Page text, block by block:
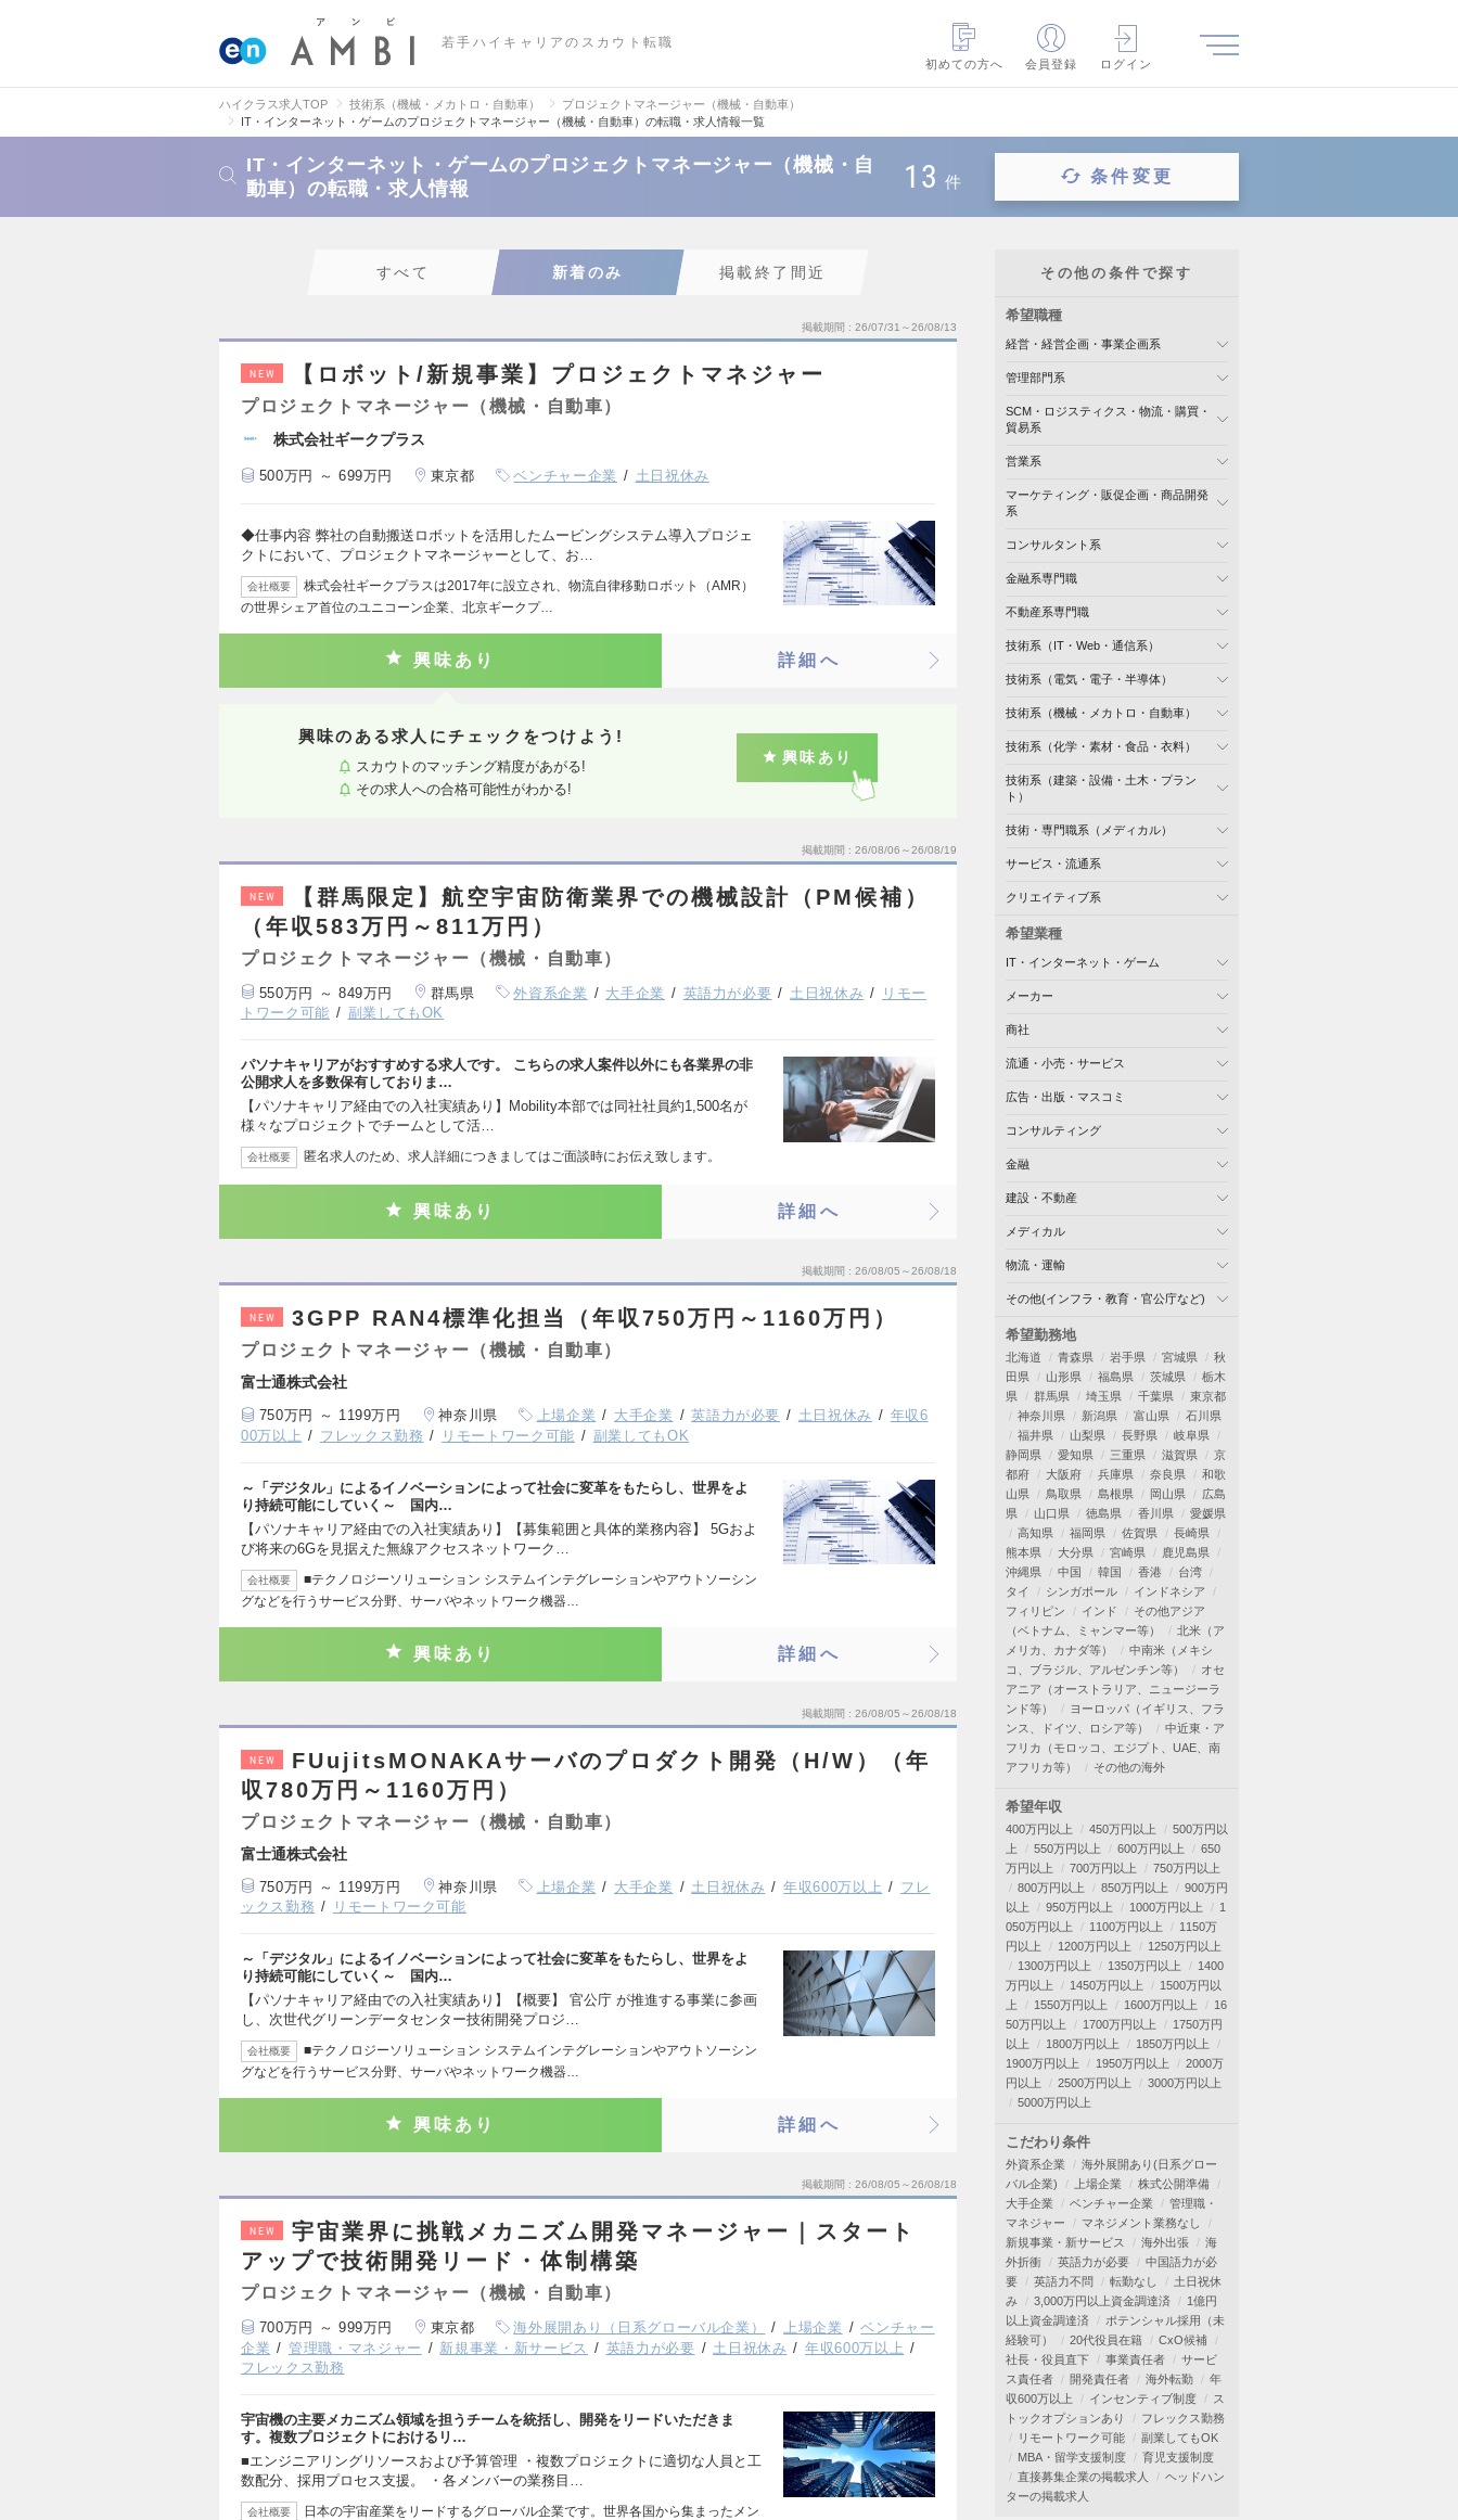
若手ハイキャリアのスカウト転職
初めての方へ
会員登録 ログイン
ハイクラス求人TOP 技術系（機械・メカトロ・自動車）
プロジェクトマネージャー（機械・自動車）
IT・インターネット・ゲームのプロジェクトマネージャー（機械・自動車）の転職・求人情報一覧
IT・インターネット・ゲームのプロジェクトマネージャー（機械・自
動車）の転職・求人情報
13 件 条件変更
すべて 新着のみ 掲載終了間近
掲載期間 26/07/31～26/08/13
NEW 【ロボット/新規事業】プロジェクトマネジャー
プロジェクトマネージャー（機械・自動車）
株式会社ギークプラス
500万円 ～ 699万円 東京都 ベンチャー企業 土日祝休み
◆仕事内容 弊社の自動搬送ロボットを活用したムービングシステム導入プロジェ
クトにおいて、プロジェクトマネージャーとして、お…
会社概要
株式会社ギークプラスは2017年に設立され、物流自律移動ロボット（AMR）
の世界シェア首位のユニコーン企業、北京ギークプ…
興味あり 詳細へ
興味のある求人にチェックをつけよう!
スカウトのマッチング精度があがる!
その求人への合格可能性がわかる!
興味あり
掲載期間 26/08/06～26/08/19
NEW
【群馬限定】航空宇宙防衛業界での機械設計（PM候補）
（年収583万円～811万円）
プロジェクトマネージャー（機械・自動車）
550万円 ～ 849万円 群馬県 外資系企業 大手企業 英語力が必要 土日祝休み
リモー
トワーク可能
副業してもOK
パソナキャリアがおすすめする求人です。 こちらの求人案件以外にも各業界の非
公開求人を多数保有しておりま…
【パソナキャリア経由での入社実績あり】Mobility本部では同社社員約1,500名が
様々なプロジェクトでチームとして活…
会社概要 匿名求人のため、求人詳細につきましてはご面談時にお伝え致します。
興味あり 詳細へ
掲載期間 26/08/05～26/08/18
NEW 3GPP RAN4標準化担当（年収750万円～1160万円）
プロジェクトマネージャー（機械・自動車）
富士通株式会社
750万円 ～ 1199万円 神奈川県 上場企業 大手企業 英語力が必要 土日祝休み
年収6
00万以上
フレックス勤務 リモートワーク可能 副業してもOK
～「デジタル」によるイノベーションによって社会に変革をもたらし、世界をよ
り持続可能にしていく～ 国内…
【パソナキャリア経由での入社実績あり】【募集範囲と具体的業務内容】 5Gおよ
び将来の6Gを見据えた無線アクセスネットワーク…
会社概要
■テクノロジーソリューション システムインテグレーションやアウトソーシン
グなどを行うサービス分野、サーバやネットワーク機器…
興味あり 詳細へ
掲載期間 26/08/05～26/08/18
NEW
FUujitsMONAKAサーバのプロダクト開発（H/W）（年
収780万円～1160万円）
プロジェクトマネージャー（機械・自動車）
富士通株式会社
750万円 ～ 1199万円 神奈川県 上場企業 大手企業 土日祝休み 年収600万以上
フレ
ックス勤務
リモートワーク可能
～「デジタル」によるイノベーションによって社会に変革をもたらし、世界をよ
り持続可能にしていく～ 国内…
【パソナキャリア経由での入社実績あり】【概要】 官公庁 が推進する事業に参画
し、次世代グリーンデータセンター技術開発プロジ…
会社概要
■テクノロジーソリューション システムインテグレーションやアウトソーシン
グなどを行うサービス分野、サーバやネットワーク機器…
興味あり 詳細へ
掲載期間 26/08/05～26/08/18
NEW
宇宙業界に挑戦メカニズム開発マネージャー｜スタート
アップで技術開発リード・体制構築
プロジェクトマネージャー（機械・自動車）
700万円 ～ 999万円 東京都 海外展開あり（日系グローバル企業） 上場企業
ベンチャー
企業
管理職・マネジャー 新規事業・新サービス 英語力が必要 土日祝休み
年収600万以上
フレックス勤務
宇宙機の主要メカニズム領域を担うチームを統括し、開発をリードいただきま
す。複数プロジェクトにおけるリ…
■エンジニアリングリソースおよび予算管理 ・複数プロジェクトに適切な人員と工
数配分、採用プロセス支援。 ・各メンバーの業務目…
会社概要
日本の宇宙産業をリードするグローバル企業です。世界各国から集まったメン
その他の条件で探す
希望職種
経営・経営企画・事業企画系
管理部門系
SCM・ロジスティクス・物流・購買・
貿易系
営業系
マーケティング・販促企画・商品開発
系
コンサルタント系
金融系専門職
不動産系専門職
技術系（IT・Web・通信系）
技術系（電気・電子・半導体）
技術系（機械・メカトロ・自動車）
技術系（化学・素材・食品・衣料）
技術系（建築・設備・土木・プラン
ト）
技術・専門職系（メディカル）
サービス・流通系
クリエイティブ系
希望業種
IT・インターネット・ゲーム
メーカー
商社
流通・小売・サービス
広告・出版・マスコミ
コンサルティング
金融
建設・不動産
メディカル
物流・運輸
その他(インフラ・教育・官公庁など)
希望勤務地
北海道 青森県 岩手県 宮城県
秋
田県
山形県 福島県 茨城県
栃木
県
群馬県 埼玉県 千葉県
東京都
神奈川県
新潟県 富山県
石川県
福井県
山梨県 長野県
岐阜県
静岡県
愛知県 三重県 滋賀県
京
都府
大阪府 兵庫県 奈良県
和歌
山県
鳥取県 島根県 岡山県
広島
県
山口県 徳島県 香川県
愛媛県
高知県
福岡県 佐賀県
長崎県
熊本県
大分県 宮崎県
鹿児島県
沖縄県
中国 韓国 香港
台湾
タイ
シンガポール
インドネシア
フィリピン
インド
その他アジア
（ベトナム、ミャンマー等）
北米（ア
メリカ、カナダ等）
中南米（メキシ
コ、ブラジル、アルゼンチン等）
オセ
アニア（オーストラリア、ニュージーラ
ンド等）
ヨーロッパ（イギリス、フラ
ンス、ドイツ、ロシア等）
中近東・ア
フリカ（モロッコ、エジプト、UAE、南
アフリカ等）
その他の海外
希望年収
400万円以上 450万円以上
500万円以
上
550万円以上 600万円以上
650
万円以上
700万円以上
750万円以上
800万円以上
850万円以上
900万円
以上
950万円以上 1000万円以上
1
050万円以上
1100万円以上
1150万
円以上
1200万円以上
1250万円以上
1300万円以上
1350万円以上
1400
万円以上
1450万円以上
1500万円以
上
1550万円以上 1600万円以上
16
50万円以上
1700万円以上
1750万円
以上
1800万円以上
1850万円以上
1900万円以上
1950万円以上
2000万
円以上
2500万円以上
3000万円以上
5000万円以上
こだわり条件
外資系企業
海外展開あり(日系グロー
バル企業)
上場企業
株式公開準備
大手企業
ベンチャー企業
管理職・
マネジャー
マネジメント業務なし
新規事業・新サービス
海外出張
海
外折衝
英語力が必要
中国語力が必
要
英語力不問 転勤なし
土日祝休
み
3,000万円以上資金調達済
1億円
以上資金調達済
ポテンシャル採用（未
経験可）
20代役員在籍
CxO候補
社長・役員直下
事業責任者
サービ
ス責任者
開発責任者 海外転勤
年
収600万以上
インセンティブ制度
ス
トックオプションあり
フレックス勤務
リモートワーク可能
副業してもOK
MBA・留学支援制度
育児支援制度
直接募集企業の掲載求人
ヘッドハン
ターの掲載求人